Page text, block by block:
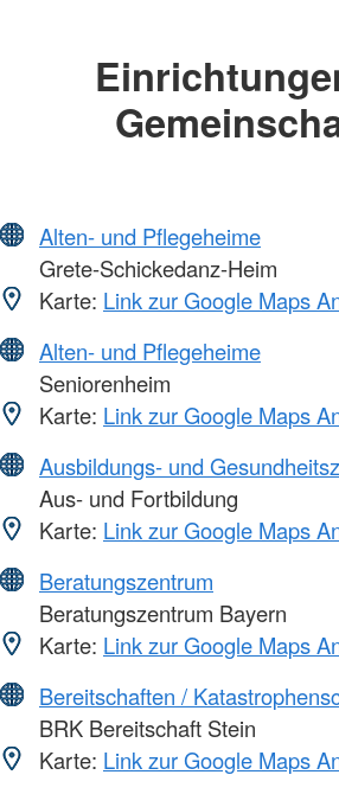
Alten- und Pflegeheime
Grete-Schickedanz-Heim
Karte: Link zur Google Maps
Alten- und Pflegeheime
Seniorenheim
Karte: Link zur Google Maps
Ausbildungs- und
Aus- und Fortbildung
Karte: Link zur Google Maps
Beratungszentrum
Beratungszentrum Bayern
Karte: Link zur Google Maps
Bereitschaften /
BRK Bereitschaft Stein
Karte: Link zur Google Maps